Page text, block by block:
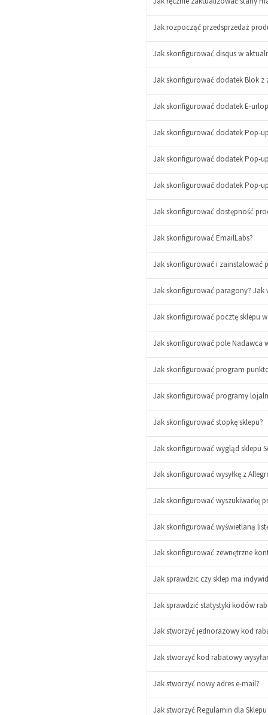
+
Jak rozpocząć przedsprzedaż
Jak skonfigurować disqus w
Jak skonfigurować dodatek Blok z
Jak skonfigurować dodatek E-
Jak skonfigurować dodatek Pop-
Jak skonfigurować dodatek Pop-
Jak skonfigurować dodatek Pop-
Jak skonfigurować dostępność
Jak skonfigurować EmailLabs?
Jak skonfigurować i zainstalować
Jak skonfigurować paragony? Jak
Jak skonfigurować pocztę sklepu
Jak skonfigurować pole Nadawca
Jak skonfigurować program
Jak skonfigurować programy
Jak skonfigurować stopkę sklepu?
Jak skonfigurować wygląd sklepu
+
Jak skonfigurować wysyłkę z
Jak skonfigurować wyszukiwarkę
Jak skonfigurować wyświetlaną
+
Jak skonfigurować zewnętrzne
Jak sprawdzic czy sklep ma
Jak sprawdzić statystyki kodów
+
Jak stworzyć jednorazowy kod
Jak stworzyć kod rabatowy
Jak stworzyć nowy adres e-mail?
Jak stworzyć Regulamin dla